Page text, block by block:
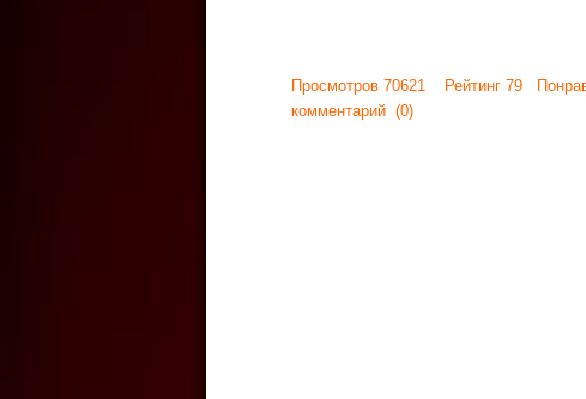
Просмотров 70621 Рейтинг 79
комментарий (0)